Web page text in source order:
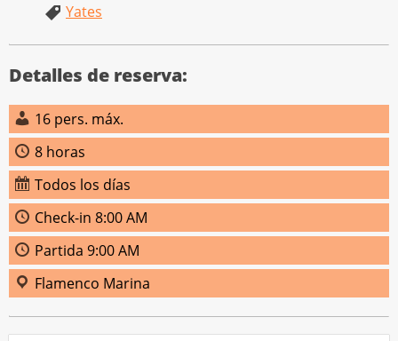
Yates
Detalles de reserva:
16 pers. máx.
8 horas
Todos los días
Check-in 8:00 AM
Partida 9:00 AM
Flamenco Marina